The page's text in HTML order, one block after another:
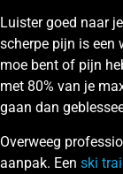
Luister goed naar
scherpe pijn is een
moe bent of pijn
met 80% van je
gaan dan
Overweeg
aanpak. Een ski